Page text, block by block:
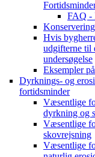
FAQ -
Hvis
udgifterne til
undersøgelse
Eksempler
Dyrknings- og
fortidsminder
Væsentlige
dyrkning og
Væsentlige
skovrejsning
Væsentlige